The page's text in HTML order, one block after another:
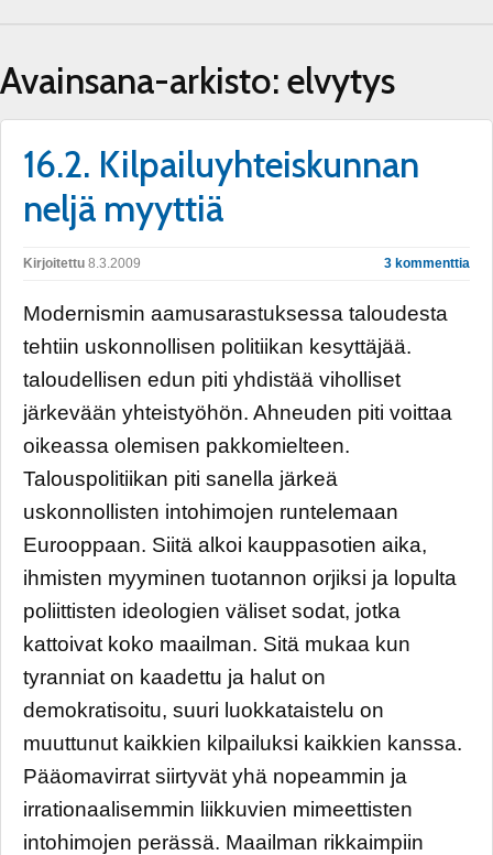
Avainsana-arkisto: elvytys
16.2. Kilpailuyhteiskunnan
neljä myyttiä
Kirjoitettu 8.3.2009 3 kommenttia
Modernismin aamusarastuksessa taloudesta
tehtiin uskonnollisen politiikan kesyttäjää.
taloudellisen edun piti yhdistää viholliset
järkevään yhteistyöhön. Ahneuden piti voittaa
oikeassa olemisen pakkomielteen.
Talouspolitiikan piti sanella järkeä
uskonnollisten intohimojen runtelemaan
Eurooppaan. Siitä alkoi kauppasotien aika,
ihmisten myyminen tuotannon orjiksi ja lopulta
poliittisten ideologien väliset sodat, jotka
kattoivat koko maailman. Sitä mukaa kun
tyranniat on kaadettu ja halut on
demokratisoitu, suuri luokkataistelu on
muuttunut kaikkien kilpailuksi kaikkien kanssa.
Pääomavirrat siirtyvät yhä nopeammin ja
irrationaalisemmin liikkuvien mimeettisten
intohimojen perässä. Maailman rikkaimpiin